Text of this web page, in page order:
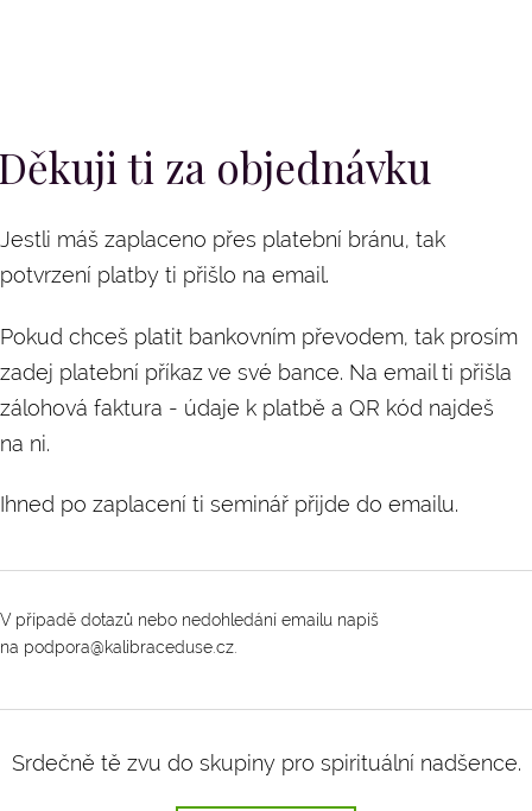
ti za objednávku
Jestli máš zaplaceno přes platební bránu, tak
potvrzení platby ti přišlo na email.
Pokud chceš platit bankovním převodem, tak prosím
zadej platební příkaz ve své bance. Na email ti přišla
zálohová faktura - údaje k platbě a QR kód najdeš
na ni.
Ihned po zaplacení ti seminář přijde do emailu.
V případě dotazů nebo nedohledání emailu napiš
na podpora@kalibraceduse.cz.
Srdečně tě zvu do skupiny pro spirituální nadšence.